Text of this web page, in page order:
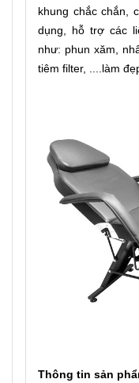
khung chắc chắn,
dụng, hỗ trợ các
như: phun xăm,
tiêm filter, ....làm
Thông tin sản